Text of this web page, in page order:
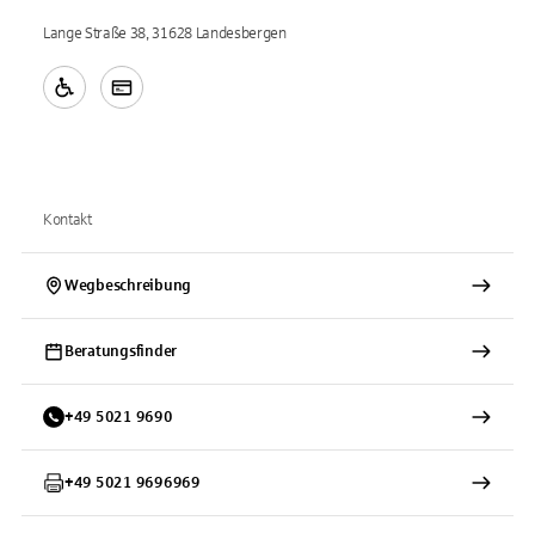
Lange Straße 38, 31628 Landesbergen
Kontakt
Wegbeschreibung
Beratungsfinder
+49 5021 9690
+49 5021 9696969